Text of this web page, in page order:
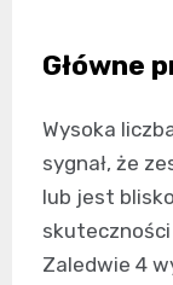
Główne
Wysoka
sygnał, że
lub jest
Zaledwie 4